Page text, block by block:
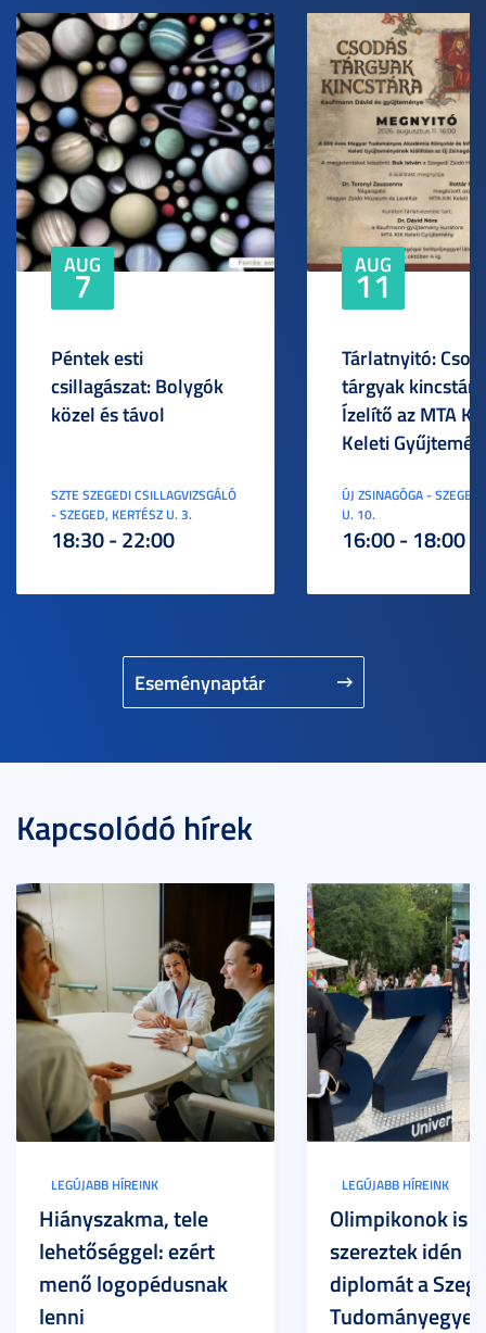
Eseménynaptár
AUG
7
Péntek esti
csillagászat: Bolygók
közel és távol
SZTE SZEGEDI CSILLAGVIZSGÁLÓ
- SZEGED, KERTÉSZ U. 3.
18:30 - 22:00
AUG
11
Tárlatnyitó:
tárgyak
Ízelítő az MTA
Keleti
ÚJ ZSINAGÓGA -
U. 10.
16:00 - 18:00
Kapcsolódó hírek
LEGÚJABB HÍREINK
Hiányszakma, tele
lehetőséggel: ezért
menő logopédusnak
lenni
LEGÚJABB HÍREINK
Olimpikonok is
szereztek idén
diplomát a